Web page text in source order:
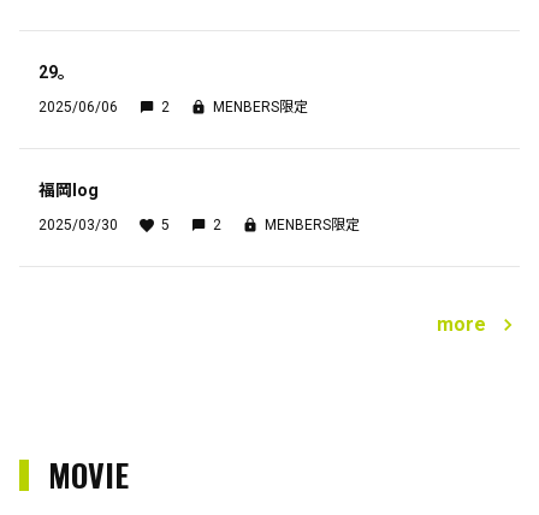
29。
2025/06/06 2 MENBERS限定
福岡log
2025/03/30 5 2 MENBERS限定
more
MOVIE